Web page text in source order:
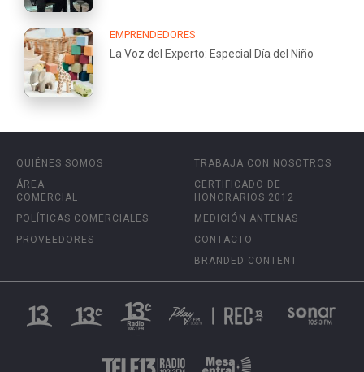
EMPRENDEDORES
La Voz del Experto: Especial Día del Niño
QUIÉNES SOMOS
ÁREA
COMERCIAL
POLÍTICAS COMERCIALES
PROVEEDORES
TRABAJA CON NOSOTROS
CERTIFICADO DE
HONORARIOS 2012
MEDICIÓN ANTENAS
CONTACTO
BRANDED CONTENT